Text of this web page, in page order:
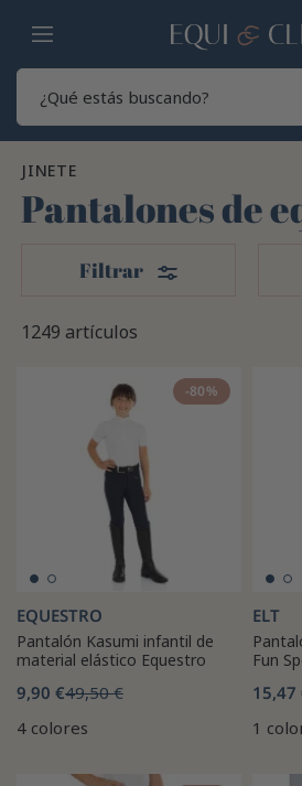
Hogar
JINETE
Pantalones de
1249 artículos
Filtrar Filtros
-80%
EQUESTRO
Pantalón Kasumi infantil de
material elástico Equestro
9,90 €49,50 €
4 colores
ELT
Fun
15,47
1